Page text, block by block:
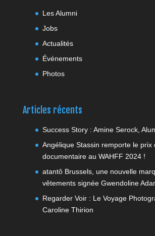
Les Alumni
Jobs
Actualités
Événements
Photos
Articles récents
Success Story : Amine Serock,
Angélique Stassin remporte le prix
documentaire au WAHFF 2024 !
atantô Brussels, une nouvelle
vêtements signée Gwendoline
Regarder Voir : Le Voyage
Caroline Thirion